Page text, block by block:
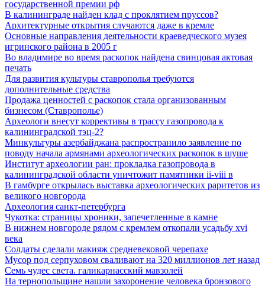
государственной премии рф
В калининграде найден клад с проклятием пруссов?
Архитектурные открытия случаются даже в кремле
Основные направления деятельности краеведческого музея
игринского района в 2005 г
Во владимире во время раскопок найдена свинцовая актовая
печать
Для развития культуры ставрополья требуются
дополнительные средства
Продажа ценностей с раскопок стала организованным
бизнесом (Ставрополье)
Археологи внесут коррективы в трассу газопровода к
калининградской тэц-2?
Минкультуры азеpбайджана распространило заявление по
поводу начала аpмянами археологических раскопок в шуше
Институт археологии ран: прокладка газопровода в
калининградской области уничтожит памятники ii-viii в
В гамбурге открылась выставка археологических раритетов из
великого новгорода
Археология санкт-петербурга
Чукотка: страницы хроники, запечетленные в камне
В нижнем новгороде рядом с кремлем откопали усадьбу xvi
века
Солдаты сделали макияж средневековой черепахе
Мусор под cерпуховом сваливают на 320 миллионов лет назад
Семь чудес света. галикарнасский мавзолей
На тернопольщине нашли захоронение человека бронзового